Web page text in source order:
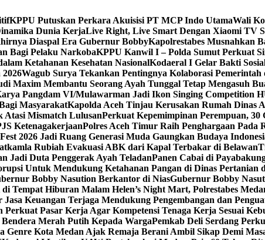
KPPU Putuskan Perkara Akuisisi PT MCP Indo UtamaWali
Dunia KerjaLive Right, Live Smart Dengan Xiaomi TV
Diaspal Era Gubernur BobbyKapolrestabes Musnahkan
Bagi Pelaku NarkobaKPPU Kanwil I – Polda Sumut Perkuat
Ketahanan Kesehatan NasionalKodaeral I Gelar Bakti
Wagub Surya Tekankan Pentingnya Kolaborasi
Maxim Membantu Seorang Ayah Tunggal Tetap Mengasuh
Pangdam VI/Mulawarman Jadi Ikon Singing Competition
MasyarakatKapolda Aceh Tinjau Kerusakan Rumah Dinas
Atasi Mismatch LulusanPerkuat Kepemimpinan Perempuan,
KetenagakerjaanPolres Aceh Timur Raih Penghargaan Pada
2026 Jadi Ruang Generasi Muda Gaungkan Budaya
Rubiah Evakuasi ABK dari Kapal Terbakar di Belawan
Jadi Duta Penggerak Ayah TeladanPanen Cabai di
Untuk Mendukung Ketahanan Pangan di Dinas Pertanian
Bobby Nasution Berkantor di NiasGubernur Bobby
Tempat Hiburan Malam Helen’s Night Mart, Polrestabes
Jasa Keuangan Terjaga Mendukung Pengembangan dan
Perkuat Pasar Kerja Agar Kompetensi Tenaga Kerja Sesuai
Merah Putih Kepada WargaPemkab Deli Serdang
Genre Kota Medan Ajak Remaja Berani Ambil Sikap Demi